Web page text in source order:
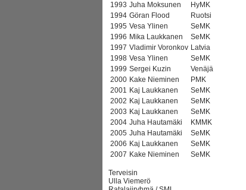
1993 Juha Moksunen
HyMK
1994 Göran Flood
Ruotsi
1995 Vesa Ylinen
SeMK
1996 Mika Laukkanen
SeMK
1997 Vladimir Voronkov Latvia
1998 Vesa Ylinen
SeMK
1999 Sergei Kuzin
Venäjä
2000 Kake Nieminen
PMK
2001 Kaj Laukkanen
SeMK
2002 Kaj Laukkanen
SeMK
2003 Kaj Laukkanen
SeMK
2004 Juha Hautamäki
KMMK
2005 Juha Hautamäki
SeMK
2006 Kaj Laukkanen
SeMK
2007 Kake Nieminen SeMK
Terveisin
Ulla Viemerö